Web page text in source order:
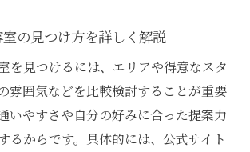
の見つけ方を詳しく解説
を見つけるには、エリアや得意なスタ
雰囲気などを比較検討することが重要
いやすさや自分の好みに合った提案力
るからです。具体的には、公式サイト